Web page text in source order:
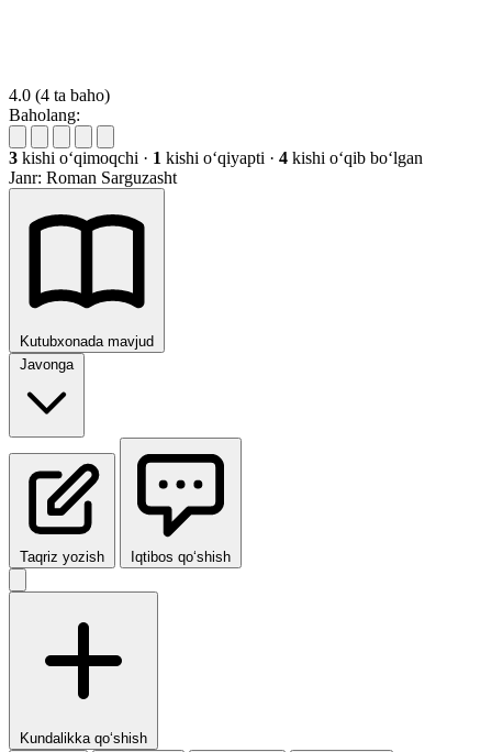
4.0 (4 ta baho)
Baholang:
3 kishi oʻqimoqchi · 1 kishi oʻqiyapti · 4 kishi oʻqib boʻlgan
Janr: Roman Sarguzasht
Kutubxonada mavjud
Javonga
Taqriz yozish Iqtibos qo‘shish
Kundalikka qo‘shish